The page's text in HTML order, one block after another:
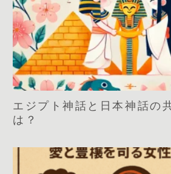
エジプト神話と日本神話の
は？